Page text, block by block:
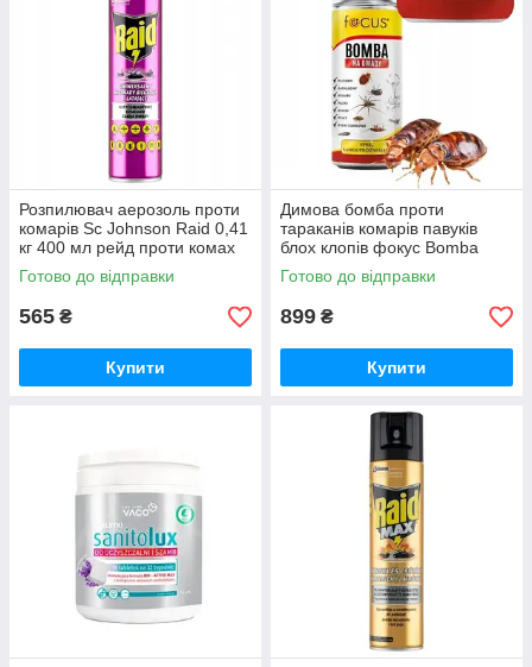
Розпилювач аерозоль проти
комарів Sc Johnson Raid 0,41
кг 400 мл рейд проти комах
Готово до відправки
565 ₴
Купити
Димова бомба проти
тараканів комарів павуків
блох клопів фокус Bomba
Gocus 0,5 кг 400 мл
Готово до відправки
899 ₴
Купити